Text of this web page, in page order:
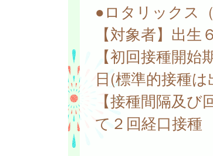
●ロタリックス（
【対象者】出生
【初回接種開
日(標準的接種
【接種間隔及
て２回経口接種